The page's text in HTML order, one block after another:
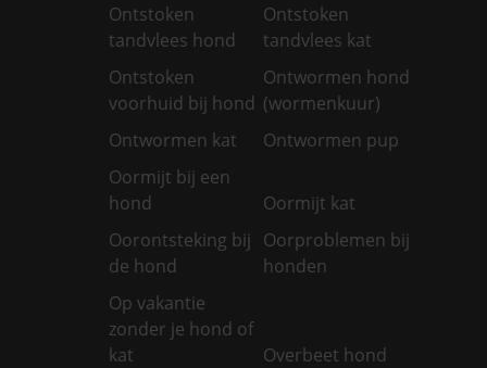
Ontstoken
tandvlees hond
Ontstoken
tandvlees kat
Ontstoken
voorhuid bij hond
Ontwormen hond
(wormenkuur)
Ontwormen kat
Ontwormen pup
Oormijt bij een
hond
Oormijt kat
Oorontsteking bij
de hond
Oorproblemen bij
honden
Op vakantie
zonder je hond of
kat
Overbeet hond